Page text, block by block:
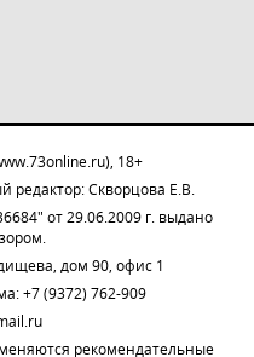
18+
редактор: Скворцова Е.В.
от 29.06.2009 г. выдано
дом 90, офис 1
+7 (9372) 762-909
рекомендательные